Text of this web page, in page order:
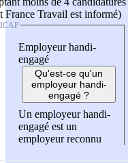
France Travail est informé)
Employeur handi-
engagé
Qu'est-ce qu'un
employeur handi-
engagé ?
Un employeur handi-
engagé est un
employeur reconnu